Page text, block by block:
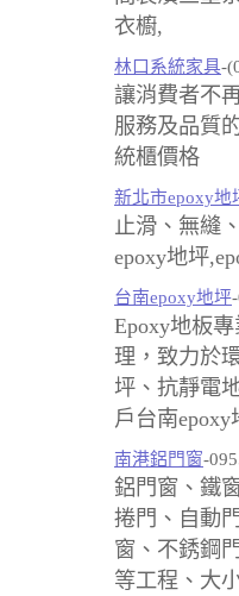
衣櫥,
林口系統家具-
讓消費者不
服務及品質
統櫃價格
新北市epoxy地
止滑、無縫
epoxy地坪
台南epoxy地坪
Epoxy地板
理，致力於
坪、抗靜電
戶台南
南港鋁門窗-
鋁門窗、鐵
捲門、自動
窗、不銹鋼
等工程、大